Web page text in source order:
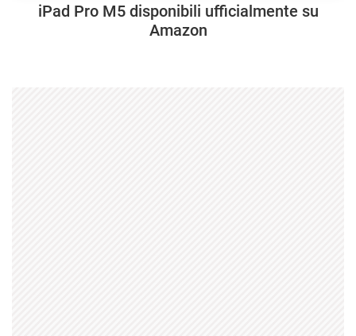
iPad Pro M5 disponibili ufficialmente su
Amazon